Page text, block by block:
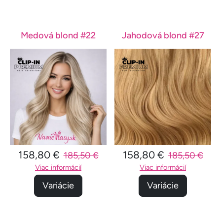
Medová blond #22
158,80 € 185,50 €
Viac informácií
Variácie
Jahodová blond #27
158,80 € 185,50 €
Viac informácií
Variácie